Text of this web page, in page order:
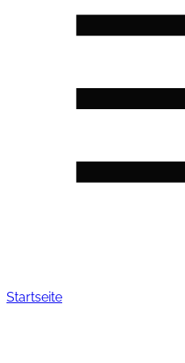
Startseite